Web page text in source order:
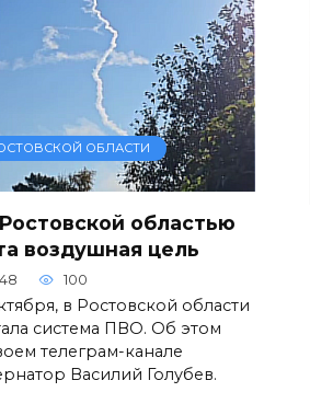
ОБЛАСТИ
областью
воздушная цель
100
в Ростовской области
система ПВО. Об этом
телеграм-канале
Василий Голубев.